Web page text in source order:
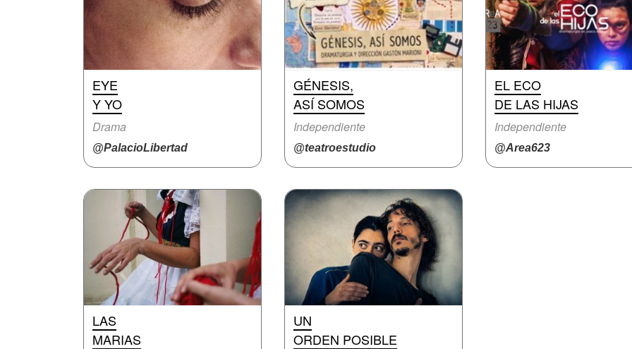
EYE
Y YO
Drama
@PalacioLibertad
GÉNESIS,
ASÍ SOMOS
Independiente
@teatroestudio
EL ECO
DE LAS HIJAS
Independiente
@Area623
LAS
MARIAS
UN
ORDEN POSIBLE